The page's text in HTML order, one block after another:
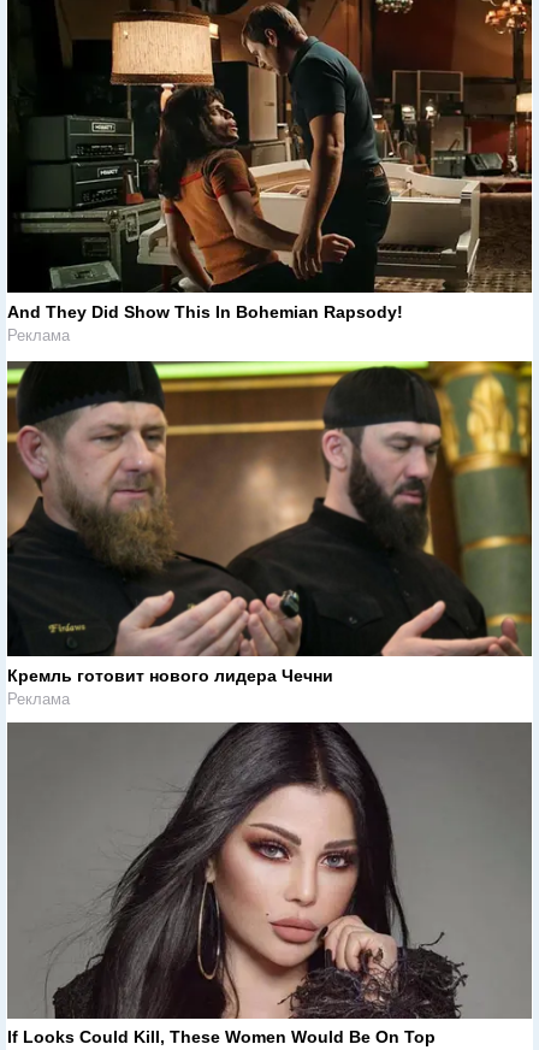
And They Did Show This In Bohemian Rapsody!
Реклама
Кремль готовит нового лидера Чечни
Реклама
If Looks Could Kill, These Women Would Be On Top